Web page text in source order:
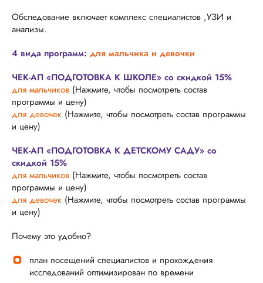
Обследование включает комплекс специалистов ,УЗИ и
анализы.
4 вида программ: для мальчика и девочки
ЧЕК-АП «ПОДГОТОВКА К ШКОЛЕ» со скидкой 15%
для мальчиков (Нажмите, чтобы посмотреть состав
программы и цену)
для девочек (Нажмите, чтобы посмотреть состав программы
и цену)
ЧЕК-АП «ПОДГОТОВКА К ДЕТСКОМУ САДУ» со
скидкой 15%
для мальчиков (Нажмите, чтобы посмотреть состав
программы и цену)
для девочек (Нажмите, чтобы посмотреть состав программы
и цену)
Почему это удобно?
план посещений специалистов и прохождения
исследований оптимизирован по времени